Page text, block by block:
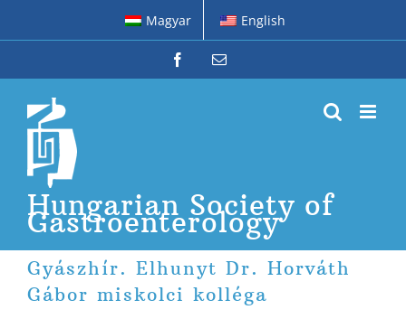
Magyar English
FacebookEmail
Hungarian Society of
Gastroenterology
Gyászhír. Elhunyt Dr. Horváth
Gábor miskolci kolléga